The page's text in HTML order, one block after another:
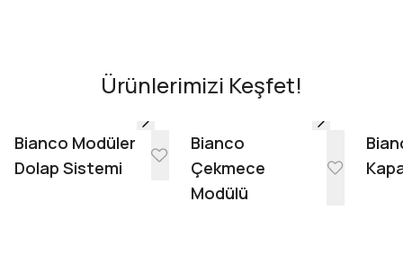
Evinde Gör + AR
Ürünlerimizi Keşfet!
Bianco Modüler
Dolap Sistemi
Bianco
Çekmece
Modülü